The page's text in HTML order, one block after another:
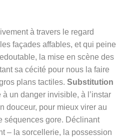
à travers le regard
façades affables, et qui peine
la mise en scène des
sa cécité pour nous la faire
plans tactiles. Substitution
un danger invisible, à l’instar
douceur, pour mieux virer au
séquences gore. Déclinant
– la sorcellerie, la possession